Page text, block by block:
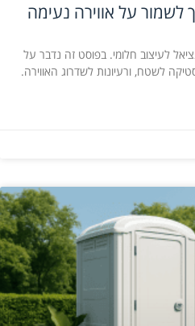
לשמור על אווירה נעימה
לעיצוב חלומי. בפוסט זה נדבר על
לשטח, ורעיונות לשדרוג האווירה.